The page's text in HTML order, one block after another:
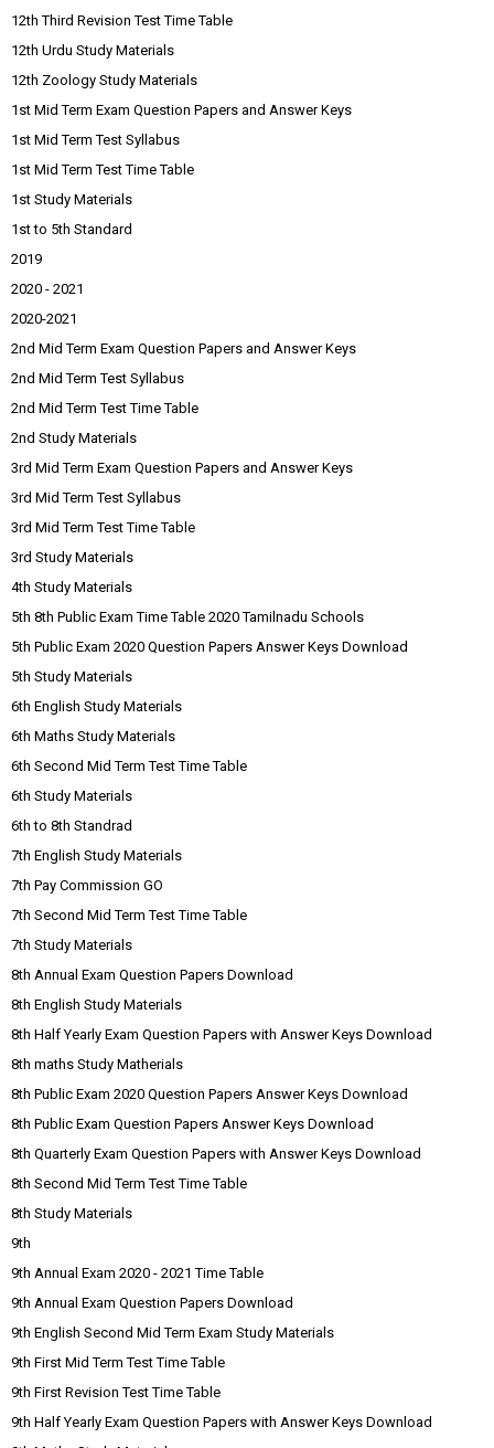
12th Third Revision Test Time Table
12th Urdu Study Materials
12th Zoology Study Materials
1st Mid Term Exam Question Papers and Answer Keys
1st Mid Term Test Syllabus
1st Mid Term Test Time Table
1st Study Materials
1st to 5th Standard
2019
2020 - 2021
2020-2021
2nd Mid Term Exam Question Papers and Answer Keys
2nd Mid Term Test Syllabus
2nd Mid Term Test Time Table
2nd Study Materials
3rd Mid Term Exam Question Papers and Answer Keys
3rd Mid Term Test Syllabus
3rd Mid Term Test Time Table
3rd Study Materials
4th Study Materials
5th 8th Public Exam Time Table 2020 Tamilnadu Schools
5th Public Exam 2020 Question Papers Answer Keys Download
5th Study Materials
6th English Study Materials
6th Maths Study Materials
6th Second Mid Term Test Time Table
6th Study Materials
6th to 8th Standrad
7th English Study Materials
7th Pay Commission GO
7th Second Mid Term Test Time Table
7th Study Materials
8th Annual Exam Question Papers Download
8th English Study Materials
8th Half Yearly Exam Question Papers with Answer Keys Download
8th maths Study Matherials
8th Public Exam 2020 Question Papers Answer Keys Download
8th Public Exam Question Papers Answer Keys Download
8th Quarterly Exam Question Papers with Answer Keys Download
8th Second Mid Term Test Time Table
8th Study Materials
9th
9th Annual Exam 2020 - 2021 Time Table
9th Annual Exam Question Papers Download
9th English Second Mid Term Exam Study Materials
9th First Mid Term Test Time Table
9th First Revision Test Time Table
9th Half Yearly Exam Question Papers with Answer Keys Download